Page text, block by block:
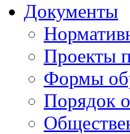
Документы
Проекты
Формы
Порядок